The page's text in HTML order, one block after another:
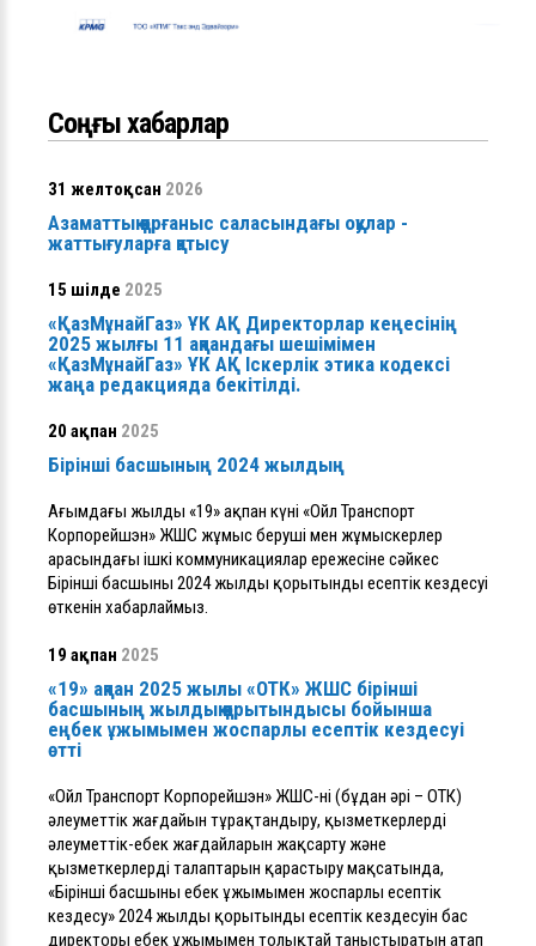
Соңғы хабарлар
31 желтоқсан 2026
Азаматтық қорғаныс саласындағы оқулар -
жаттығуларға қатысу
15 шілде 2025
«ҚазМұнайГаз» ҰК АҚ Директорлар кеңесінің
2025 жылғы 11 ақпандағы шешімімен
«ҚазМұнайГаз» ҰК АҚ Іскерлік этика кодексі
жаңа редакцияда бекітілді.
20 ақпан 2025
Бірінші басшының 2024 жылдың
Ағымдағы жылдың «19» ақпан күні «Ойл Транспорт
Корпорейшэн» ЖШС жұмыс беруші мен жұмыскерлер
арасындағы ішкі коммуникациялар ережесіне сәйкес
Бірінші басшының 2024 жылдың қорытынды есептік кездесуі
өткенін хабарлаймыз.
19 ақпан 2025
«19» ақпан 2025 жылы «ОТК» ЖШС бірінші
басшының жылдық қорытындысы бойынша
еңбек ұжымымен жоспарлы есептік кездесуі
өтті
«Ойл Транспорт Корпорейшэн» ЖШС-нің (бұдан әрі – ОТК)
әлеуметтік жағдайын тұрақтандыру, қызметкерлердің
әлеуметтік-еңбек жағдайларын жақсарту және
қызметкерлердің талаптарын қарастыру мақсатында,
«Бірінші басшының еңбек ұжымымен жоспарлы есептік
кездесу» 2024 жылдың қорытынды есептік кездесуін бас
директоры еңбек ұжымымен толықтай таныстыратын атап